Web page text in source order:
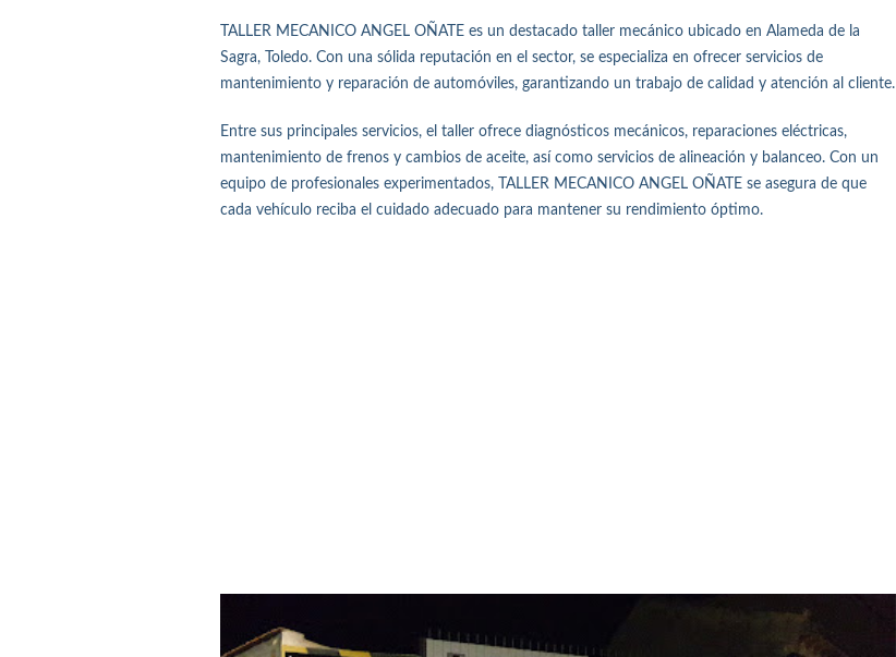
TALLER MECANICO ANGEL OÑATE es un destacado taller mecánico ubicado en Alameda de la
Sagra, Toledo. Con una sólida reputación en el sector, se especializa en ofrecer servicios de
mantenimiento y reparación de automóviles, garantizando un trabajo de calidad y atención al cliente.
Entre sus principales servicios, el taller ofrece diagnósticos mecánicos, reparaciones eléctricas,
mantenimiento de frenos y cambios de aceite, así como servicios de alineación y balanceo. Con un
equipo de profesionales experimentados, TALLER MECANICO ANGEL OÑATE se asegura de que
cada vehículo reciba el cuidado adecuado para mantener su rendimiento óptimo.